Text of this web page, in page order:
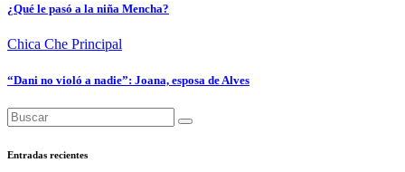
¿Qué le pasó a la niña Mencha?
Chica Che Principal
“Dani no violó a nadie”: Joana, esposa de Alves
Entradas recientes